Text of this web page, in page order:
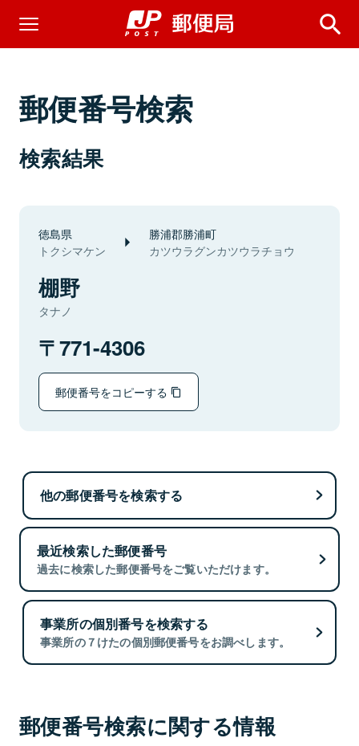
郵便番号検索
検索結果
徳島県
トクシマケン
勝浦郡勝浦町
カツウラグンカツウラチョウ
棚野
タナノ
771-4306
郵便番号をコピーする
他の郵便番号を検索する
最近検索した郵便番号
過去に検索した郵便番号をご覧いただけます。
事業所の個別番号を検索する
事業所の７けたの個別郵便番号をお調べします。
郵便番号検索に関する情報